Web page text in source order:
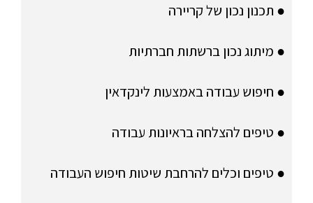
● תכנון נכון של קריירה
● מיתוג נכון ברשתות חברתיות
● חיפוש עבודה באמצעות לינקדאין
● טיפים להצלחה בראיונות עבודה
● טיפים וכלים להרחבת שיטות חיפוש העבודה